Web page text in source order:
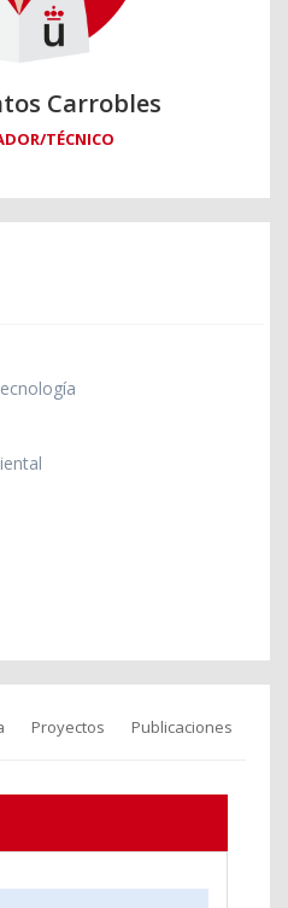
Carrobles
TÉCNICO
Proyectos Publicaciones